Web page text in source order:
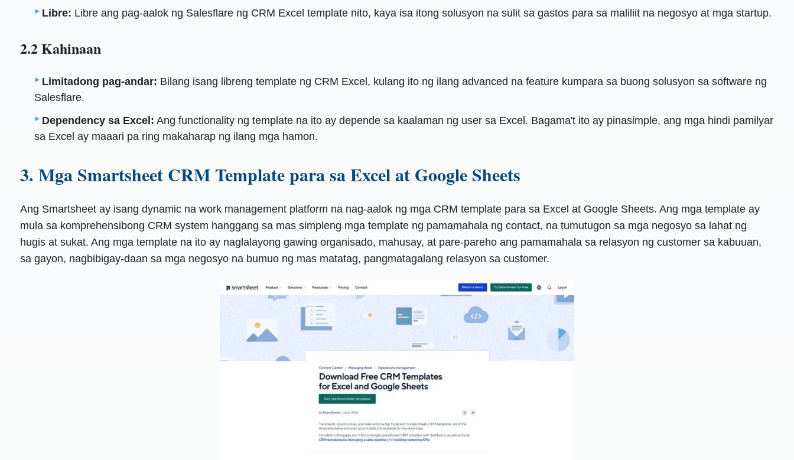
Libre: Libre ang pag-aalok ng Salesflare ng CRM Excel template nito, kaya isa itong solusyon na sulit sa gastos para sa maliliit na negosyo at mga startup.
2.2 Kahinaan
Limitadong pag-andar: Bilang isang libreng template ng CRM Excel, kulang ito ng ilang advanced na feature kumpara sa buong solusyon sa software ng
Salesflare.
Dependency sa Excel: Ang functionality ng template na ito ay depende sa kaalaman ng user sa Excel. Bagama't ito ay pinasimple, ang mga hindi pamilyar
sa Excel ay maaari pa ring makaharap ng ilang mga hamon.
3. Mga Smartsheet CRM Template para sa Excel at Google Sheets
Ang Smartsheet ay isang dynamic na work management platform na nag-aalok ng mga CRM template para sa Excel at Google Sheets. Ang mga template ay
mula sa komprehensibong CRM system hanggang sa mas simpleng mga template ng pamamahala ng contact, na tumutugon sa mga negosyo sa lahat ng
hugis at sukat. Ang mga template na ito ay naglalayong gawing organisado, mahusay, at pare-pareho ang pamamahala sa relasyon ng customer sa kabuuan,
sa gayon, nagbibigay-daan sa mga negosyo na bumuo ng mas matatag, pangmatagalang relasyon sa customer.